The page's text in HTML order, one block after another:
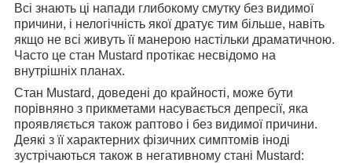
Всі знають ці напади глибокому смутку без видимої
причини, і нелогічність якої дратує тим більше, навіть
якщо не всі живуть її манерою настільки драматичною.
Часто це стан Mustard протікає несвідомо на
внутрішніх планах.
Стан Mustard, доведені до крайності, може бути
порівняно з прикметами насувається депресії, яка
проявляється також раптово і без видимої причини.
Деякі з її характерних фізичних симптомів іноді
зустрічаються також в негативному стані Mustard: